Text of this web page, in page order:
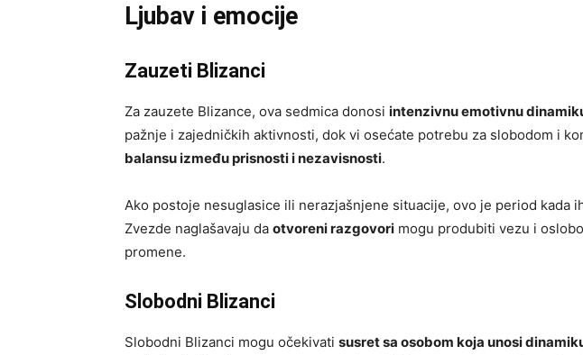
Ljubav i emocije
Zauzeti Blizanci
Za zauzete Blizance, ova sedmica donosi intenzivnu emotivnu
pažnje i zajedničkih aktivnosti, dok vi osećate potrebu za slobodom i
balansu između prisnosti i nezavisnosti.
Ako postoje nesuglasice ili nerazjašnjene situacije, ovo je period kada
Zvezde naglašavaju da otvoreni razgovori mogu produbiti vezu i
promene.
Slobodni Blizanci
Slobodni Blizanci mogu očekivati susret sa osobom koja unosi